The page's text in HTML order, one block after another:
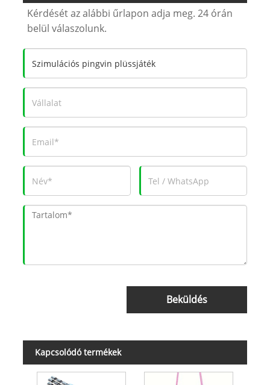
Kérdését az alábbi űrlapon adja meg. 24 órán
belül válaszolunk.
Beküldés
Kapcsolódó termékek